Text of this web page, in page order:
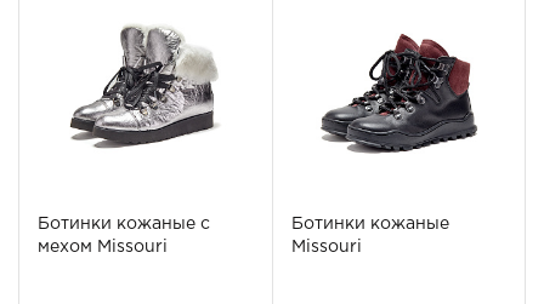
Ботинки кожаные с
мехом Missouri
Ботинки кожаные
Missouri